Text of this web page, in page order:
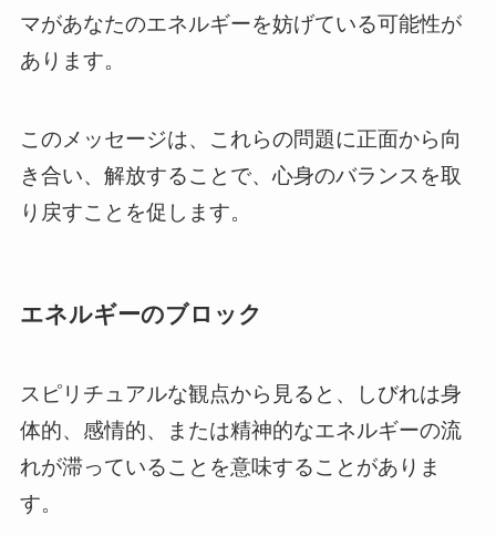
マがあなたのエネルギーを妨げている可能性が
あります。
このメッセージは、これらの問題に正面から向
き合い、解放することで、心身のバランスを取
り戻すことを促します。
エネルギーのブロック
スピリチュアルな観点から見ると、しびれは身
体的、感情的、または精神的なエネルギーの流
れが滞っていることを意味することがありま
す。